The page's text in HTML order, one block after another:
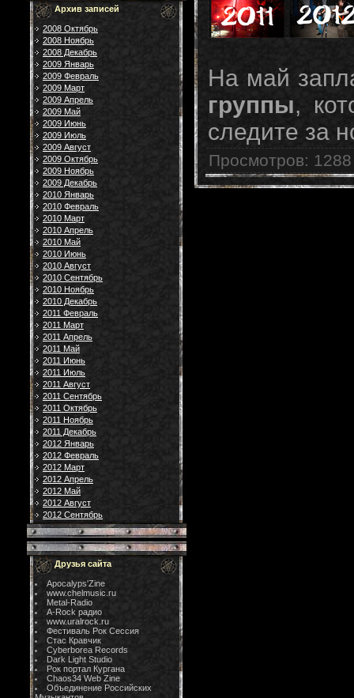
Архив записей
2008 Октябрь
2008 Ноябрь
2008 Декабрь
2009 Январь
2009 Февраль
2009 Март
2009 Апрель
2009 Май
2009 Июнь
2009 Июль
2009 Август
2009 Октябрь
2009 Ноябрь
2009 Декабрь
2010 Январь
2010 Февраль
2010 Март
2010 Апрель
2010 Май
2010 Июнь
2010 Август
2010 Сентябрь
2010 Ноябрь
2010 Декабрь
2011 Февраль
2011 Март
2011 Апрель
2011 Май
2011 Июнь
2011 Июль
2011 Август
2011 Сентябрь
2011 Октябрь
2011 Ноябрь
2011 Декабрь
2012 Январь
2012 Февраль
2012 Март
2012 Апрель
2012 Май
2012 Август
2012 Сентябрь
Друзья сайта
Apocalyps'Zine
www.chelmusic.ru
Metal-Radio
A-Rock радио
www.uralrock.ru
Фестиваль Рок Сессия
Стас Кравчик
Cyberborea Records
Dark Light Studio
Рок портал Кургана
Chaos34 Web Zine
Объединение Российских
На май
группы,
следите за
Просмотров: